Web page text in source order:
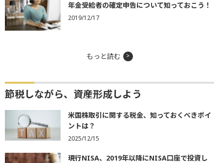
年金受給者の確定申告について知っておこう！
2019/12/17
もっと読む
節税しながら、資産形成しよう
米国株取引に関する税金、知っておくべきポイ
ントは？
2025/12/15
現行NISA、2019年以降にNISA口座で投資し